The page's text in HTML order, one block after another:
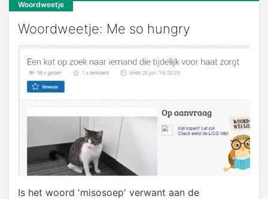
Woordweetje
Woordweetje: Me so hungry
Is het woord 'misosoep' verwant aan de